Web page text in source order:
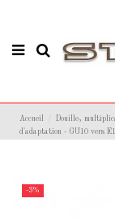
Accueil Douille,
d'adaptation - GU10 vers
-3%